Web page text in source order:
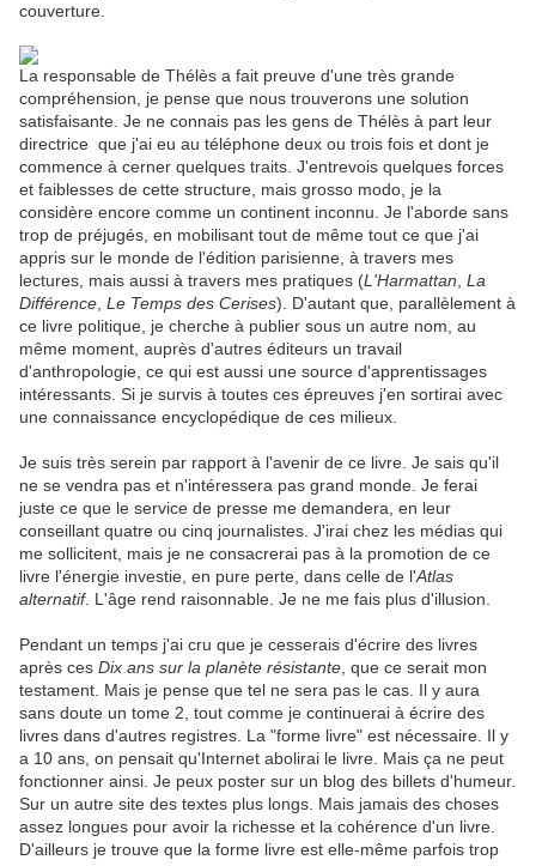
couverture.
La responsable de Thélès a fait preuve d'une très grande
compréhension, je pense que nous trouverons une solution
satisfaisante. Je ne connais pas les gens de Thélès à part leur
directrice que j'ai eu au téléphone deux ou trois fois et dont je
commence à cerner quelques traits. J'entrevois quelques forces
et faiblesses de cette structure, mais grosso modo, je la
considère encore comme un continent inconnu. Je l'aborde sans
trop de préjugés, en mobilisant tout de même tout ce que j'ai
appris sur le monde de l'édition parisienne, à travers mes
lectures, mais aussi à travers mes pratiques (L'Harmattan La
Différence Le Temps des Cerises). D'autant que, parallèlement à
ce livre politique, je cherche à publier sous un autre nom, au
même moment, auprès d'autres éditeurs un travail
d'anthropologie, ce qui est aussi une source d'apprentissages
intéressants. Si je survis à toutes ces épreuves j'en sortirai avec
une connaissance encyclopédique de ces milieux.
Je suis très serein par rapport à l'avenir de ce livre. Je sais qu'il
ne se vendra pas et n'intéressera pas grand monde. Je ferai
juste ce que le service de presse me demandera, en leur
conseillant quatre ou cinq journalistes. J'irai chez les médias qui
me sollicitent, mais je ne consacrerai pas à la promotion de ce
livre l'énergie investie, en pure perte, dans celle de l'Atlas
alternatif. L'âge rend raisonnable. Je ne me fais plus d'illusion.
Pendant un temps j'ai cru que je cesserais d'écrire des livres
après ces Dix ans sur la planète résistante , que ce serait mon
testament. Mais je pense que tel ne sera pas le cas. Il y aura
sans doute un tome 2, tout comme je continuerai à écrire des
livres dans d'autres registres. La "forme livre" est nécessaire. Il y
a 10 ans, on pensait qu'Internet abolirai le livre. Mais ça ne peut
fonctionner ainsi. Je peux poster sur un blog des billets d'humeur.
Sur un autre site des textes plus longs. Mais jamais des choses
assez longues pour avoir la richesse et la cohérence d'un livre.
D'ailleurs je trouve que la forme livre est elle-même parfois trop